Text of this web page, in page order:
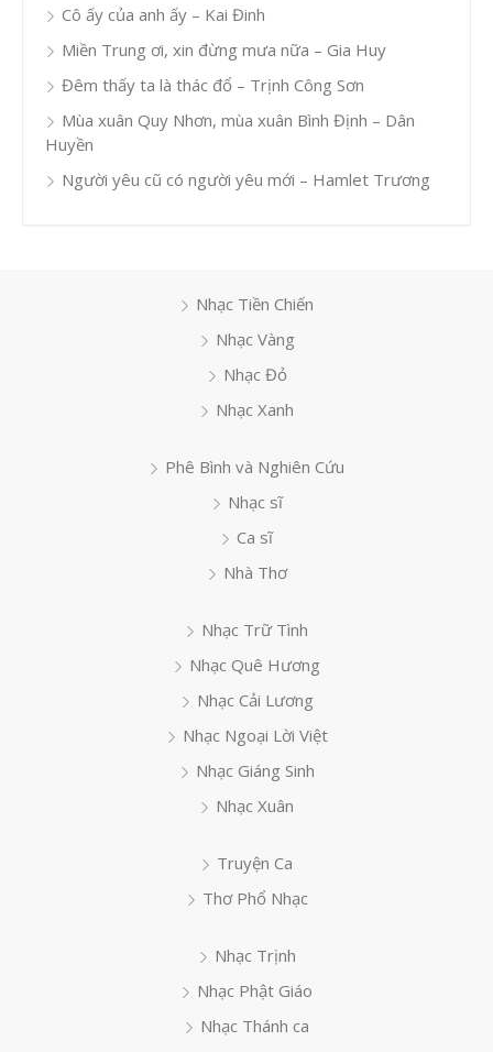
Cô ấy của anh ấy – Kai Đinh
Miền Trung ơi, xin đừng mưa nữa – Gia Huy
Đêm thấy ta là thác đổ – Trịnh Công Sơn
Mùa xuân Quy Nhơn, mùa xuân Bình Định – Dân
Huyền
Người yêu cũ có người yêu mới – Hamlet Trương
Nhạc Tiền Chiến
Nhạc Vàng
Nhạc Đỏ
Nhạc Xanh
Phê Bình và Nghiên Cứu
Nhạc sĩ
Ca sĩ
Nhà Thơ
Nhạc Trữ Tình
Nhạc Quê Hương
Nhạc Cải Lương
Nhạc Ngoại Lời Việt
Nhạc Giáng Sinh
Nhạc Xuân
Truyện Ca
Thơ Phổ Nhạc
Nhạc Trịnh
Nhạc Phật Giáo
Nhạc Thánh ca